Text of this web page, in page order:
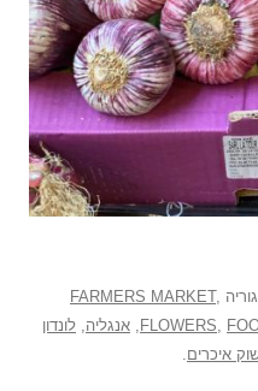
FARMERS MARKET,
FLOWERS,
, אנגליה, לונדון
איכרים.